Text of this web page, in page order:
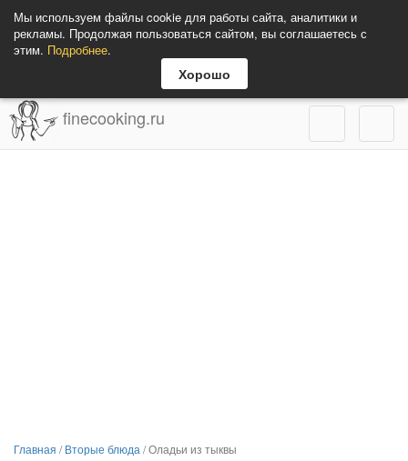
Мы используем файлы cookie для работы сайта, аналитики и
рекламы. Продолжая пользоваться сайтом, вы соглашаетесь с
этим. Подробнее.
Хорошо
finecooking.ru
Главная /Вторые блюда /Оладьи из тыквы